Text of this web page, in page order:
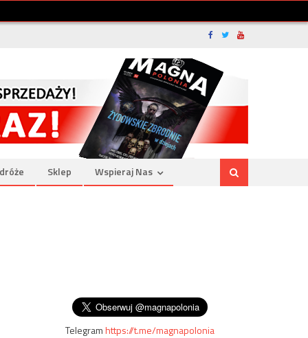
Sklep Wspieraj Nas
Telegramhttps://t.me/magnapolonia